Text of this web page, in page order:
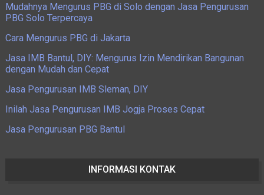
Mudahnya Mengurus PBG di Solo dengan Jasa Pengurusan
PBG Solo Terpercaya
Cara Mengurus PBG di Jakarta
Jasa IMB Bantul, DIY: Mengurus Izin Mendirikan Bangunan
dengan Mudah dan Cepat
Jasa Pengurusan IMB Sleman, DIY
Inilah Jasa Pengurusan IMB Jogja Proses Cepat
Jasa Pengurusan PBG Bantul
INFORMASI KONTAK